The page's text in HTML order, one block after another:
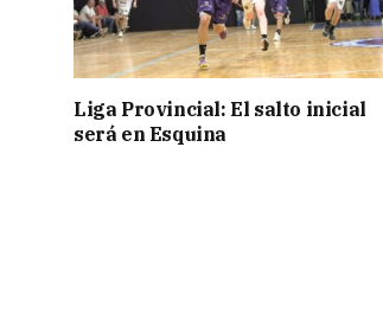
Liga Provincial: El salto inicial
será en Esquina